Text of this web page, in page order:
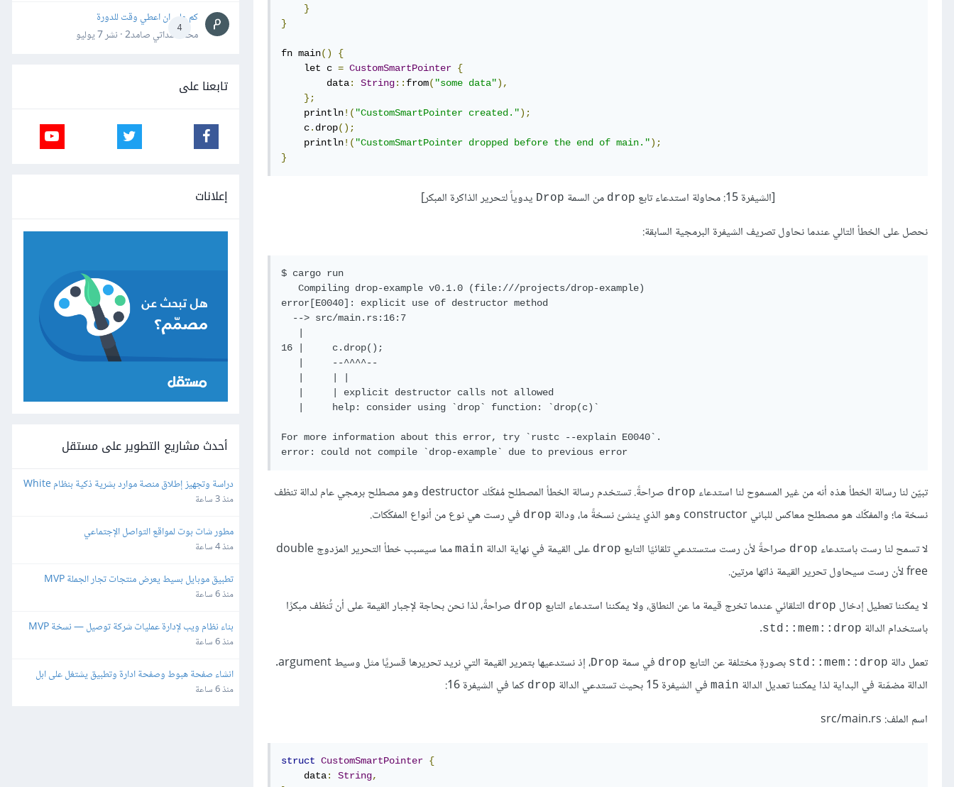
}
}
fn main()
{
    let c
= CustomSmartPointer {
        data
: String:: from( "some data"),
};
    println
!( "CustomSmartPointer created.");
    c
. drop();
    println
!( "CustomSmartPointer dropped before the end of main.");
}
[الشيفرة 15: محاولة استدعاء تابع drop من السمة Drop يدوياً لتحرير الذاكرة المبكر]
نحصل على الخطأ التالي عندما نحاول تصريف الشيفرة البرمجية السابقة:
$ cargo run
   Compiling drop-example v0.1.0 (file:///projects/drop-example)
error[E0040]: explicit use of destructor method
  --> src/main.rs:16:7
16 |     c.drop();
   |     --^^^^--
   |     | explicit destructor calls not allowed
   |     help: consider using `drop` function: `drop(c)`
For more information about this error, try `rustc --explain E0040`.
تبيّن لنا رسالة الخطأ هذه أنه من غير المسموح لنا استدعاء drop
صراحةً. تستخدم رسالة الخطأ المصطلح مُفكّك destructor وهو مصطلح برمجي عام لدالة تنظف
نسخة ما؛ والمفكّك هو مصطلح معاكس للباني constructor وهو الذي ينشئ نسخةً ما، ودالة
drop في رست هي نوع من أنواع المفكّكات.
لا تسمح لنا رست باستدعاء drop صراحةً لأن رست ستستدعي تلقائيًا التابع drop على القيمة في نهاية الدالة main
مما سيسبب خطأ التحرير المزدوج double
free لأن رست سيحاول تحرير القيمة ذاتها مرتين.
لا يمكننا تعطيل إدخال drop التلقائي عندما تخرج قيمة ما عن النطاق، ولا يمكننا استدعاء التابع drop صراحةً، لذا نحن بحاجة لإجبار القيمة على أن تُنظف مبكرًا
باستخدام الدالة std::mem::drop
.
تعمل دالة std::mem::drop بصورةٍ مختلفة عن التابع drop في سمة Drop
، إذ نستدعيها بتمرير القيمة التي نريد تحريرها قسريًا مثل وسيط argument.
الدالة مضمّنة في البداية لذا يمكننا تعديل الدالة main في الشيفرة 15 بحيث تستدعي الدالة drop كما في الشيفرة 16:
اسم الملف: src/main.rs
struct CustomSmartPointer {
    data
: String,
4
كم علي ان اعطي وقت للدورة
محمد سداتي صامد2 · نشر
7 يوليو
تابعنا على
إعلانات
أحدث مشاريع التطوير على مستقل
Label وإعادة البيع
منذ 3 ساعة
مطور شات بوت لمواقع التواصل الإجتماعي
منذ 4 ساعة
تطبيق موبايل بسيط يعرض منتجات تجار الجملة MVP
منذ 6 ساعة
بناء نظام ويب لإدارة عمليات شركة توصيل — نسخة MVP
منذ 6 ساعة
واندرويد
منذ 6 ساعة